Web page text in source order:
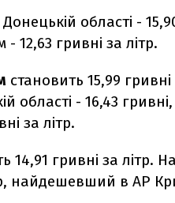
області -
гривні за літр.
становить 15,99 гривні
області - 16,43
за літр.
14,91 гривні за літр.
найдешевший в АР